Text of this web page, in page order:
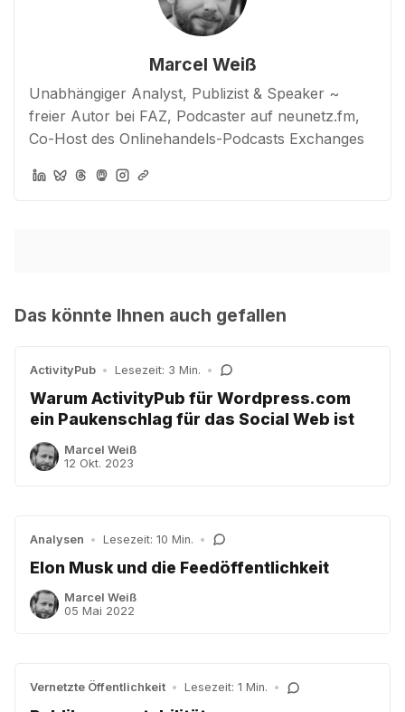
Marcel Weiß
Unabhängiger Analyst, Publizist & Speaker ~
freier Autor bei FAZ, Podcaster auf neunetz.fm,
Co-Host des Onlinehandels-Podcasts Exchanges
Das könnte Ihnen auch gefallen
ActivityPub • Lesezeit: 3 Min. •
Warum ActivityPub für Wordpress.com
ein Paukenschlag für das Social Web ist
Marcel Weiß
12 Okt. 2023
Analysen • Lesezeit: 10 Min. •
Elon Musk und die Feedöffentlichkeit
Marcel Weiß
05 Mai 2022
Vernetzte Öffentlichkeit • Lesezeit: 1 Min. •